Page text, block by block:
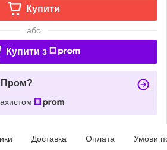
Купити
або
Купити з
Пром?
Доставка Оплата Умови